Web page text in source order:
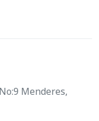
Menderes,